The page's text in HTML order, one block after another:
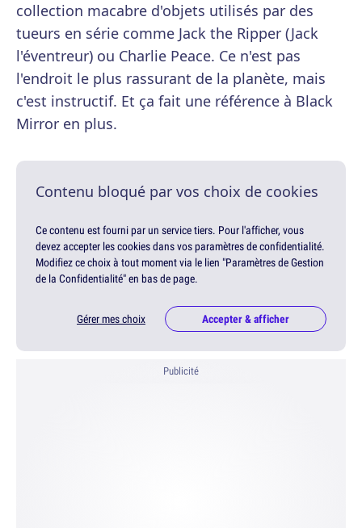
collection macabre d'objets utilisés par des
tueurs en série comme Jack the Ripper (Jack
l'éventreur) ou Charlie Peace. Ce n'est pas
l'endroit le plus rassurant de la planète, mais
c'est instructif. Et ça fait une référence à Black
Mirror en plus.
Contenu bloqué par vos choix de cookies
Ce contenu est fourni par un service tiers. Pour l'afficher, vous
devez accepter les cookies dans vos paramètres de confidentialité.
Modifiez ce choix à tout moment via le lien "Paramètres de Gestion
de la Confidentialité" en bas de page.
Gérer mes choix Accepter & afficher
Publicité